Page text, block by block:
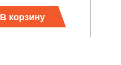
В корзину